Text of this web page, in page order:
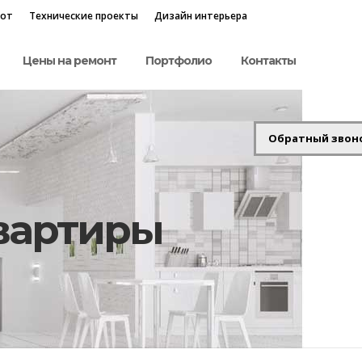
Технические проекты Дизайн интерьера
Цены на ремонт Портфолио Контакты
Обратный